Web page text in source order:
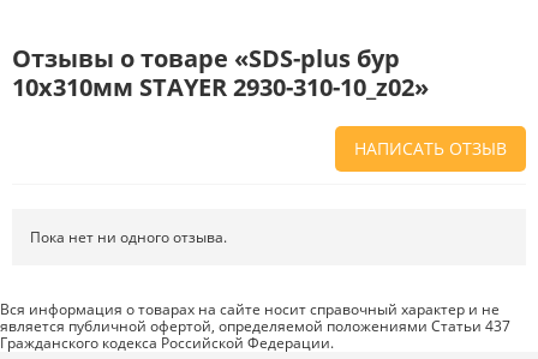
Отзывы о товаре «SDS-plus бур
10x310мм STAYER 2930-310-10_z02»
НАПИСАТЬ ОТЗЫВ
не ошиблись в своем выборе.
Доставка. Как был упакован товар? Доставили ли его вам в
оговоренный срок?
Пока нет ни одного отзыва.
Вся информация о товарах на сайте носит справочный характер и не
является публичной офертой, определяемой положениями Статьи 437
Гражданского кодекса Российской Федерации.